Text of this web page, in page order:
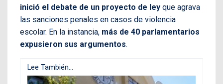
inició el debate de un proyecto de ley que agrava
las sanciones penales en casos de violencia
escolar. En la instancia, más de 40 parlamentarios
expusieron sus argumentos.
Lee También...